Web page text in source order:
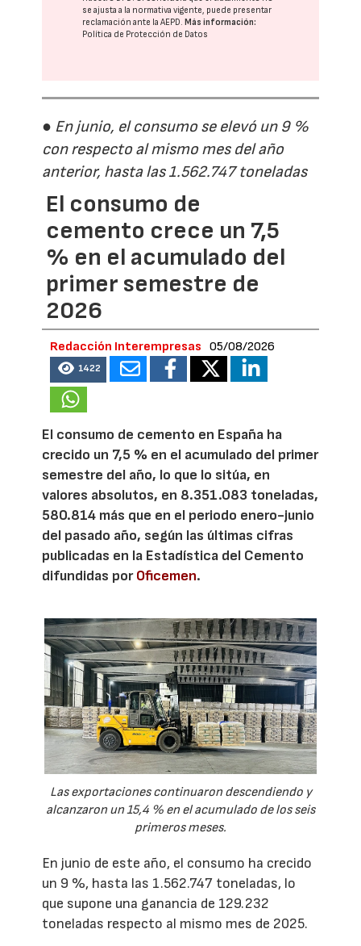
se ajusta a la normativa vigente, puede presentar
reclamación ante laAEPD.Más información:
Política de Protección de Datos
● En junio, el consumo se elevó un 9 %
con respecto al mismo mes del año
anterior, hasta las 1.562.747 toneladas
El consumo de
cemento crece un 7,5
% en el acumulado del
primer semestre de
2026
Redacción Interempresas 05/08/2026
1422
El consumo de cemento en España ha
crecido un 7,5 % en el acumulado del primer
semestre del año, lo que lo sitúa, en
valores absolutos, en 8.351.083 toneladas,
580.814 más que en el periodo enero-junio
del pasado año, según las últimas cifras
publicadas en la Estadística del Cemento
difundidas porOficemen.
Las exportaciones continuaron descendiendo y
alcanzaron un 15,4 % en el acumulado de los seis
primeros meses.
En junio de este año, el consumo ha crecido
un 9 %, hasta las 1.562.747 toneladas, lo
que supone una ganancia de 129.232
toneladas respecto al mismo mes de 2025.